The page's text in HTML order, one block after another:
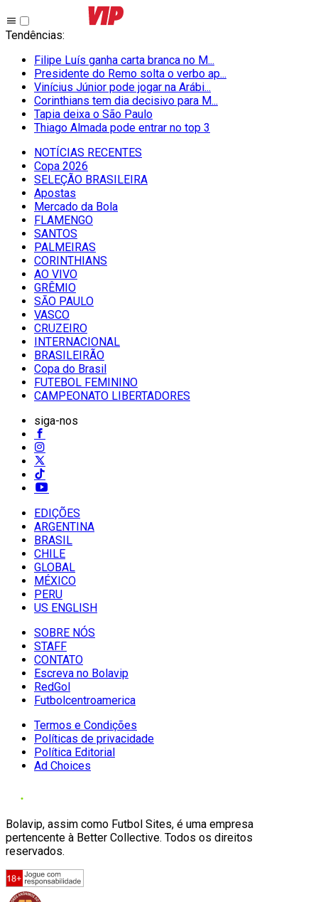
Tendências:
Filipe Luís ganha carta branca no M...
Presidente do Remo solta o verbo ap...
Vinícius Júnior pode jogar na Arábi...
Corinthians tem dia decisivo para M...
Tapia deixa o São Paulo
Thiago Almada pode entrar no top 3
NOTÍCIAS RECENTES
Copa 2026
SELEÇÃO BRASILEIRA
Apostas
Mercado da Bola
FLAMENGO
SANTOS
PALMEIRAS
CORINTHIANS
AO VIVO
GRÊMIO
SĀO PAULO
VASCO
CRUZEIRO
INTERNACIONAL
BRASILEIRÃO
Copa do Brasil
FUTEBOL FEMININO
CAMPEONATO LIBERTADORES
siga-nos
EDIÇÕES
ARGENTINA
BRASIL
CHILE
GLOBAL
MÉXICO
PERU
US ENGLISH
SOBRE NÓS
STAFF
CONTATO
Escreva no Bolavip
RedGol
Futbolcentroamerica
Termos e Condições
Políticas de privacidade
Política Editorial
Ad Choices
Bolavip, assim como Futbol Sites, é uma empresa
pertencente à Better Collective. Todos os direitos
reservados.